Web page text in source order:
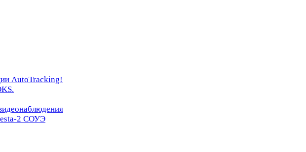
AutoTracking!
2 СОУЭ